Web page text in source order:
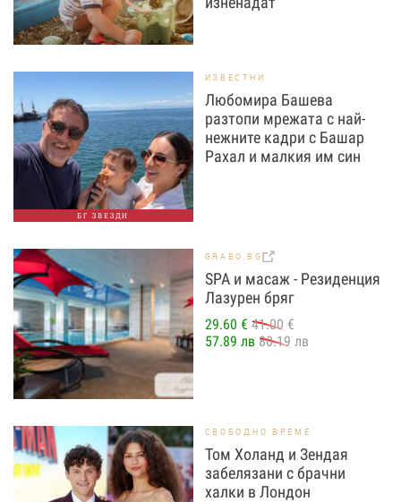
БГ ЗВЕЗДИ
ИЗВЕСТНИ
Любомира Башева
разтопи мрежата с най-
нежните кадри с Башар
Рахал и малкия им син
GRABO.BG
SPA и масаж - Резиденция
Лазурен бряг
29.60 € 41.00 €
57.89 лв 80.19 лв
СВОБОДНО ВРЕМЕ
Том Холанд и Зендая
забелязани с брачни
халки в Лондон